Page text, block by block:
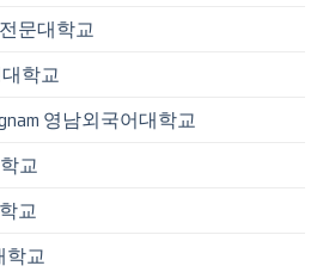
문대학교
대학교
영남외국어대학교
교
교
학교